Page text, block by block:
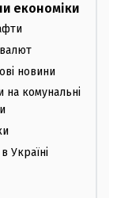
економіки
новини
на комунальні
Україні